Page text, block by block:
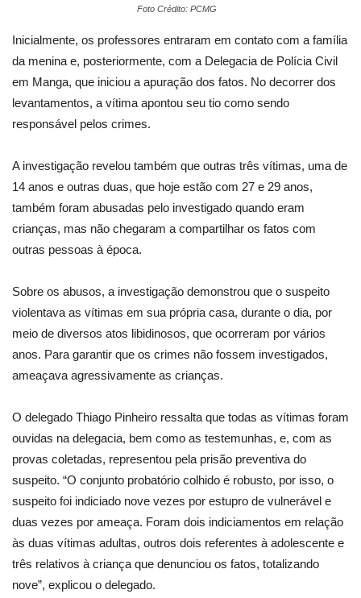
Foto Crédito: PCMG
Inicialmente, os professores entraram em contato com a família
da menina e, posteriormente, com a Delegacia de Polícia Civil
em Manga, que iniciou a apuração dos fatos. No decorrer dos
levantamentos, a vítima apontou seu tio como sendo
responsável pelos crimes.
A investigação revelou também que outras três vítimas, uma de
14 anos e outras duas, que hoje estão com 27 e 29 anos,
também foram abusadas pelo investigado quando eram
crianças, mas não chegaram a compartilhar os fatos com
outras pessoas à época.
Sobre os abusos, a investigação demonstrou que o suspeito
violentava as vítimas em sua própria casa, durante o dia, por
meio de diversos atos libidinosos, que ocorreram por vários
anos. Para garantir que os crimes não fossem investigados,
ameaçava agressivamente as crianças.
O delegado Thiago Pinheiro ressalta que todas as vítimas foram
ouvidas na delegacia, bem como as testemunhas, e, com as
provas coletadas, representou pela prisão preventiva do
suspeito. “O conjunto probatório colhido é robusto, por isso, o
suspeito foi indiciado nove vezes por estupro de vulnerável e
duas vezes por ameaça. Foram dois indiciamentos em relação
às duas vítimas adultas, outros dois referentes à adolescente e
três relativos à criança que denunciou os fatos, totalizando
nove”, explicou o delegado.